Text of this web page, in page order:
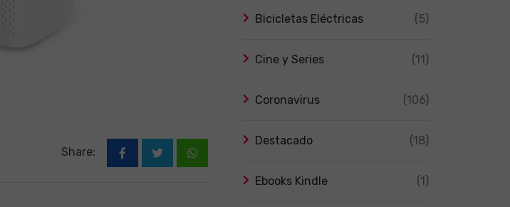
Share:
Whatsapp
Bicicletas Eléctricas (5)
Cine y Series (11)
Coronavirus (106)
Destacado (18)
Ebooks Kindle (1)